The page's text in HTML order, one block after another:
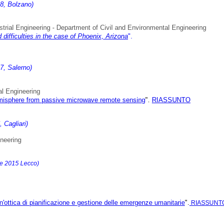
Bolzano)
Engineering - Department of Civil and Environmental Engineering
difficulties in the case of Phoenix, Arizona".
Salerno)
Engineering
from passive microwave remote sensing". RIASSUNTO
Cagliari)
2015 Lecco)
di pianificazione e gestione delle emergenze umanitarie".